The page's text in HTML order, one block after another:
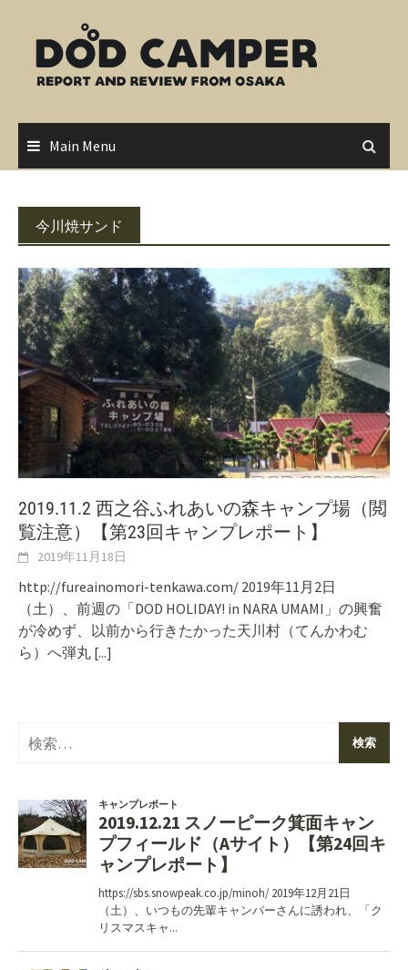
content
Main Menu
今川焼サンド
2019.11.2 西之谷ふれあいの森キャンプ場（閲
覧注意）【第23回キャンプレポート】
2019年11月18日
http://fureainomori-tenkawa.com/ 2019年11月2日
（土）、前週の「DOD HOLIDAY! in NARA UMAMI」の興奮
が冷めず、以前から行きたかった天川村（てんかわむ
ら）へ弾丸 [...]
検
索: